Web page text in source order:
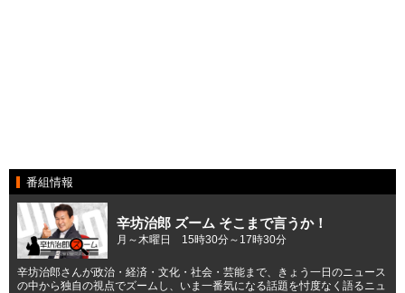
番組情報
辛坊治郎 ズーム そこまで言うか！
月～木曜日 15時30分～17時30分
辛坊治郎さんが政治・経済・文化・社会・芸能まで、きょう一日のニュース
の中から独自の視点でズームし、いま一番気になる話題を忖度なく語るニュ